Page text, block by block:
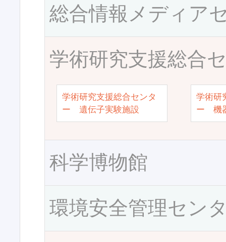
総合情報メディア
学術研究支援総合
学術研究支援総合センタ
ー 遺伝子実験施設
学術研
ー 機
科学博物館
環境安全管理セン